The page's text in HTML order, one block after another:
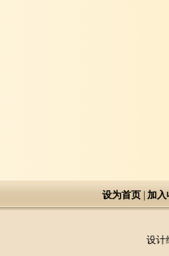
设为首页| 加入
设计